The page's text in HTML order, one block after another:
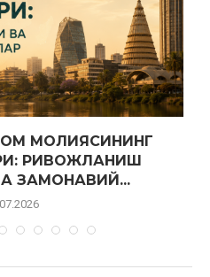
МОЛИЯСИНИНГ
РИВОЖЛАНИШ
ЗАМОНАВИЙ...